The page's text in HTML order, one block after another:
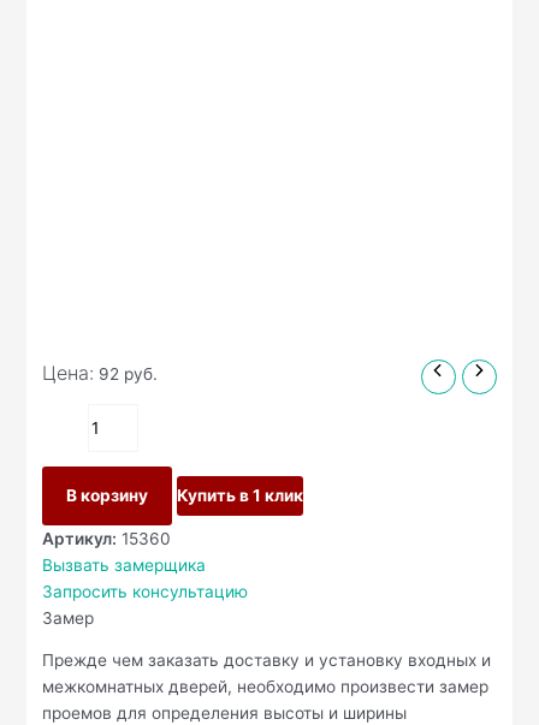
Цена: 92 руб.
В корзину Купить в 1 клик
Артикул: 15360
Вызвать замерщика
Запросить консультацию
Замер
Прежде чем заказать доставку и установку входных и
межкомнатных дверей, необходимо произвести замер
проемов для определения высоты и ширины